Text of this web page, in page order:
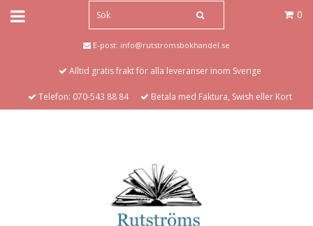
0
E-post: info@rutstromsbokhandel.se
Alltid gratis frakt för alla leveranser inom Sverige
Telefon: 070-543 88 84 Betala med Faktura, Swish eller Kort